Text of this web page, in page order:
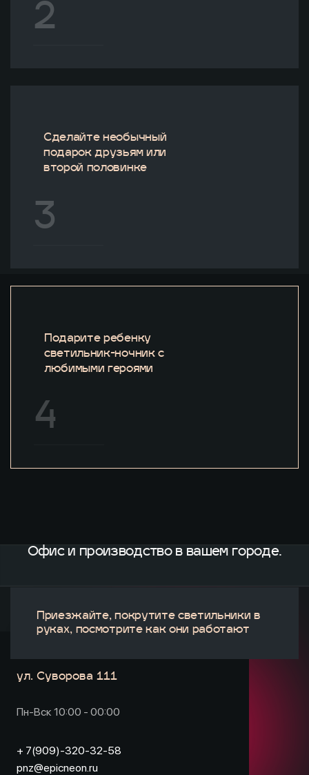
2
3
Сделайте необычный
подарок друзьям или
второй половинке
4
Подарите ребенку
светильник-ночник с
любимыми героями
Офис и производство в вашем городе.
Приезжайте, покрутите светильники в
руках, посмотрите как они работают
ул. Суворова 111
Пн-Вск 10:00 - 00:00
+ 7(909)-320-32-58
pnz@epicneon.ru